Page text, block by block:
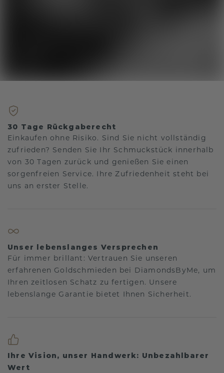
30 Tage Rückgaberecht
Einkaufen ohne Risiko. Sind Sie nicht vollständig
zufrieden? Senden Sie Ihr Schmuckstück innerhalb
von 30 Tagen zurück und genießen Sie einen
sorgenfreien Service. Ihre Zufriedenheit steht bei
uns an erster Stelle.
Unser lebenslanges Versprechen
Für immer brillant: Vertrauen Sie unseren
erfahrenen Goldschmieden bei DiamondsByMe, um
Ihren zeitlosen Schatz zu fertigen. Unsere
lebenslange Garantie bietet Ihnen Sicherheit.
Ihre Vision, unser Handwerk: Unbezahlbarer
Wert